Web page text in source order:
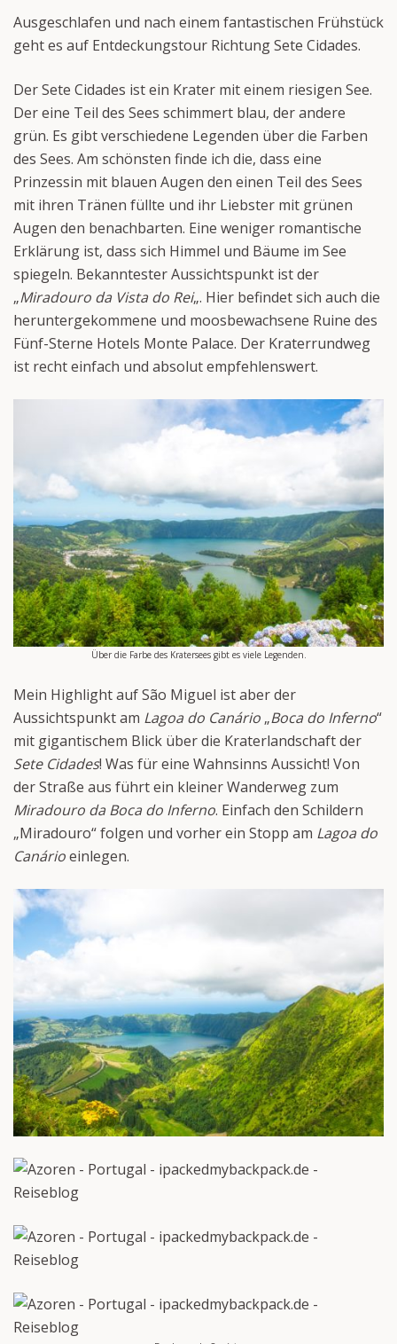
Ausgeschlafen und nach einem fantastischen Frühstück
geht es auf Entdeckungstour Richtung Sete Cidades.
Der Sete Cidades ist ein Krater mit einem riesigen See.
Der eine Teil des Sees schimmert blau, der andere
grün. Es gibt verschiedene Legenden über die Farben
des Sees. Am schönsten finde ich die, dass eine
Prinzessin mit blauen Augen den einen Teil des Sees
mit ihren Tränen füllte und ihr Liebster mit grünen
Augen den benachbarten. Eine weniger romantische
Erklärung ist, dass sich Himmel und Bäume im See
spiegeln. Bekanntester Aussichtspunkt ist der
„Miradouro da Vista do Rei„. Hier befindet sich auch die
heruntergekommene und moosbewachsene Ruine des
Fünf-Sterne Hotels Monte Palace. Der Kraterrundweg
ist recht einfach und absolut empfehlenswert.
Über die Farbe des Kratersees gibt es viele Legenden.
Mein Highlight auf São Miguel ist aber der
Aussichtspunkt am Lagoa do Canário „Boca do Inferno“
mit gigantischem Blick über die Kraterlandschaft der
Sete Cidades! Was für eine Wahnsinns Aussicht! Von
der Straße aus führt ein kleiner Wanderweg zum
Miradouro da Boca do Inferno. Einfach den Schildern
„Miradouro“ folgen und vorher ein Stopp am Lagoa do
Canárioeinlegen.